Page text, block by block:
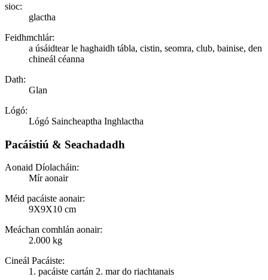
sioc:
glactha
Feidhmchlár:
a úsáidtear le haghaidh tábla, cistin, seomra, club, bainise, den
chineál céanna
Dath:
Glan
Lógó:
Lógó Saincheaptha Inghlactha
Pacáistiú & Seachadadh
Aonaid Díolacháin:
Mír aonair
Méid pacáiste aonair:
9X9X10 cm
Meáchan comhlán aonair:
2.000 kg
Cineál Pacáiste:
1. pacáiste cartán 2. mar do riachtanais